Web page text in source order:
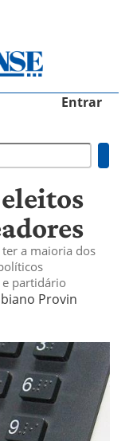
Entrar
a maioria dos
partidário
Provin